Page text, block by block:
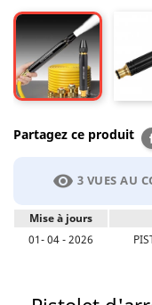
Partagez ce produit
visibility 3 VUES AU
Mise à jours
01- 04 - 2026